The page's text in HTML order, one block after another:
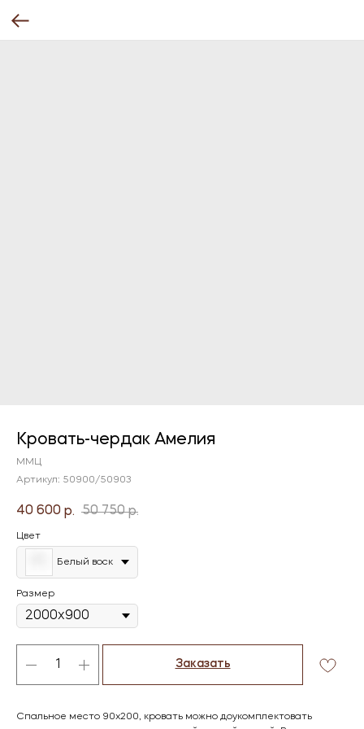
Кровать-чердак Амелия
ММЦ
Артикул: 50900/50903
40 600 р. 50 750 р.
Цвет
Белый воск
Размер
Заказать
Спальное место 90х200, кровать можно доукомплектовать